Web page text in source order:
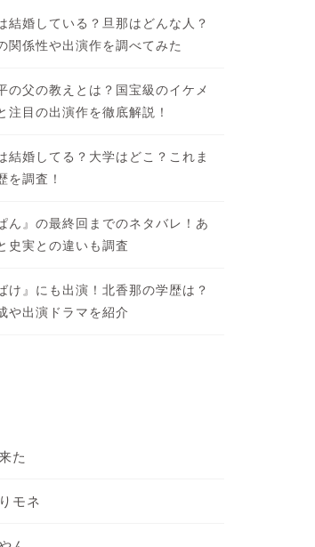
結婚している？旦那はどんな人？
関係性や出演作を調べてみた
の父の教えとは？国宝級のイケメ
注目の出演作を徹底解説！
結婚してる？大学はどこ？これま
を調査！
ん』の最終回までのネタバレ！あ
史実との違いも調査
け』にも出演！北香那の学歴は？
や出演ドラマを紹介
た
モネ